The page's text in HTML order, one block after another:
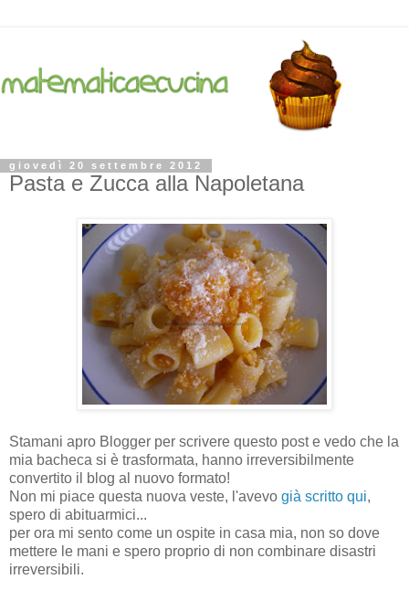
giovedì 20 settembre 2012
Pasta e Zucca alla Napoletana
Stamani apro Blogger per scrivere questo post e vedo che la
mia bacheca si è trasformata, hanno irreversibilmente
convertito il blog al nuovo formato!
Non mi piace questa nuova veste, l'avevo già scritto qui,
spero di abituarmici...
per ora mi sento come un ospite in casa mia, non so dove
mettere le mani e spero proprio di non combinare disastri
irreversibili.